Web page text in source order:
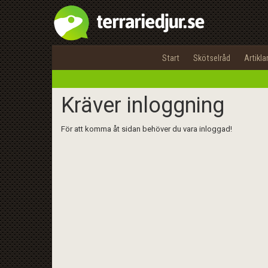
Start Skötselråd Artiklar
Kräver inloggning
För att komma åt sidan behöver du vara inloggad!